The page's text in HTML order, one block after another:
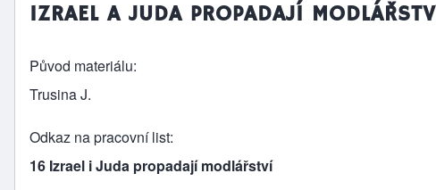
IZRAEL A JUDA PROPADAJÍ
Původ materiálu
Trusina J.
Odkaz na pracovní list
16 Izrael i Juda propadají modlářství